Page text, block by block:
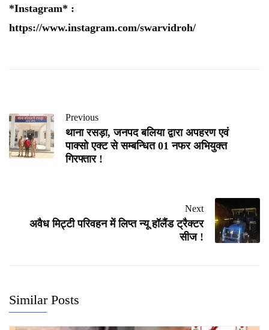
*Instagram* :
https://www.instagram.com/swarvidroh/
Previous
थाना रसड़ा, जनपद बलिया द्वारा अपहरण एवं
पाक्सो एक्ट से सम्बन्धित 01 नफर अभियुक्त
गिरफ्तार !
Next
अवैध मिट्टी परिवहन में लिप्त न्यू हॉलैंड ट्रैक्टर
सीज !
Similar Posts